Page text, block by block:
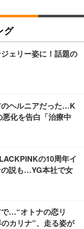
グ
ェリー姿に！話題の
のヘルニアだった…K
化を告白「治療中
の10周年イ
説も…YG本社で女
…“オトナの恋リ
カリナ”、走る姿が